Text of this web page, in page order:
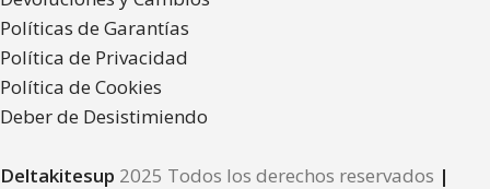
Políticas de Garantías
Política de Privacidad
Política de Cookies
Deber de Desistimiendo
Deltakitesup 2025 Todos los derechos reservados |